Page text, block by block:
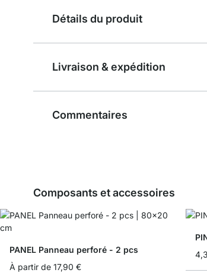
Détails du produit
Livraison & expédition
Commentaires
Composants et accessoires
PANEL Panneau perforé - 2 pcs
À partir de 17,90 €